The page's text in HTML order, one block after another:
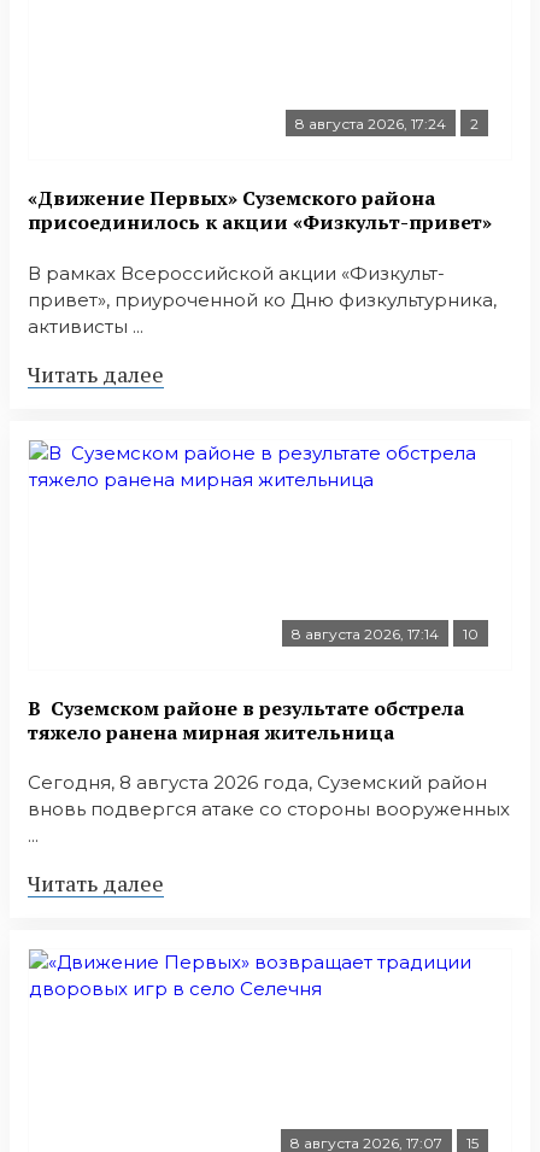
8 августа 2026, 17:24 2
«Движение Первых» Суземского района
присоединилось к акции «Физкульт-привет»
В рамках Всероссийской акции «Физкульт-
привет», приуроченной ко Дню физкультурника,
активисты ...
Читать далее
8 августа 2026, 17:14 10
В Суземском районе в результате обстрела
тяжело ранена мирная жительница
Сегодня, 8 августа 2026 года, Суземский район
вновь подвергся атаке со стороны вооруженных
...
Читать далее
8 августа 2026, 17:07 15